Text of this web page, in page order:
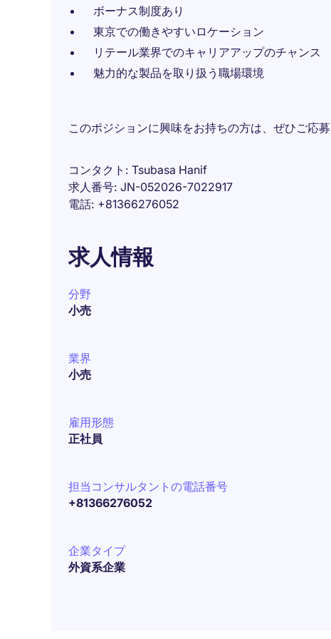
ボーナス制度あり
東京での働きやすいロケーション
リテール業界でのキャリアアップのチャンス
魅力的な製品を取り扱う職場環境
このポジションに興味をお持ちの方は、ぜひご応募
コンタクト
Tsubasa Hanif
求人番号 JN-052026-7022917
電話 +81366276052
求人情報
分野
小売
業界
小売
雇用形態
正社員
担当コンサルタントの電話番号
+81366276052
企業タイプ
外資系企業